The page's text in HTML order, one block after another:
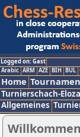
Logged on: Gast
Arabic ARM AZE BIH BUL
Home
Turnierschach-
Allgemeines